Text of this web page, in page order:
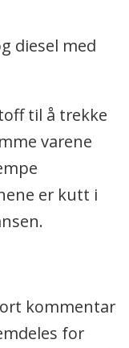
diesel med
til å trekke
varene
er kutt i
kommentar
for